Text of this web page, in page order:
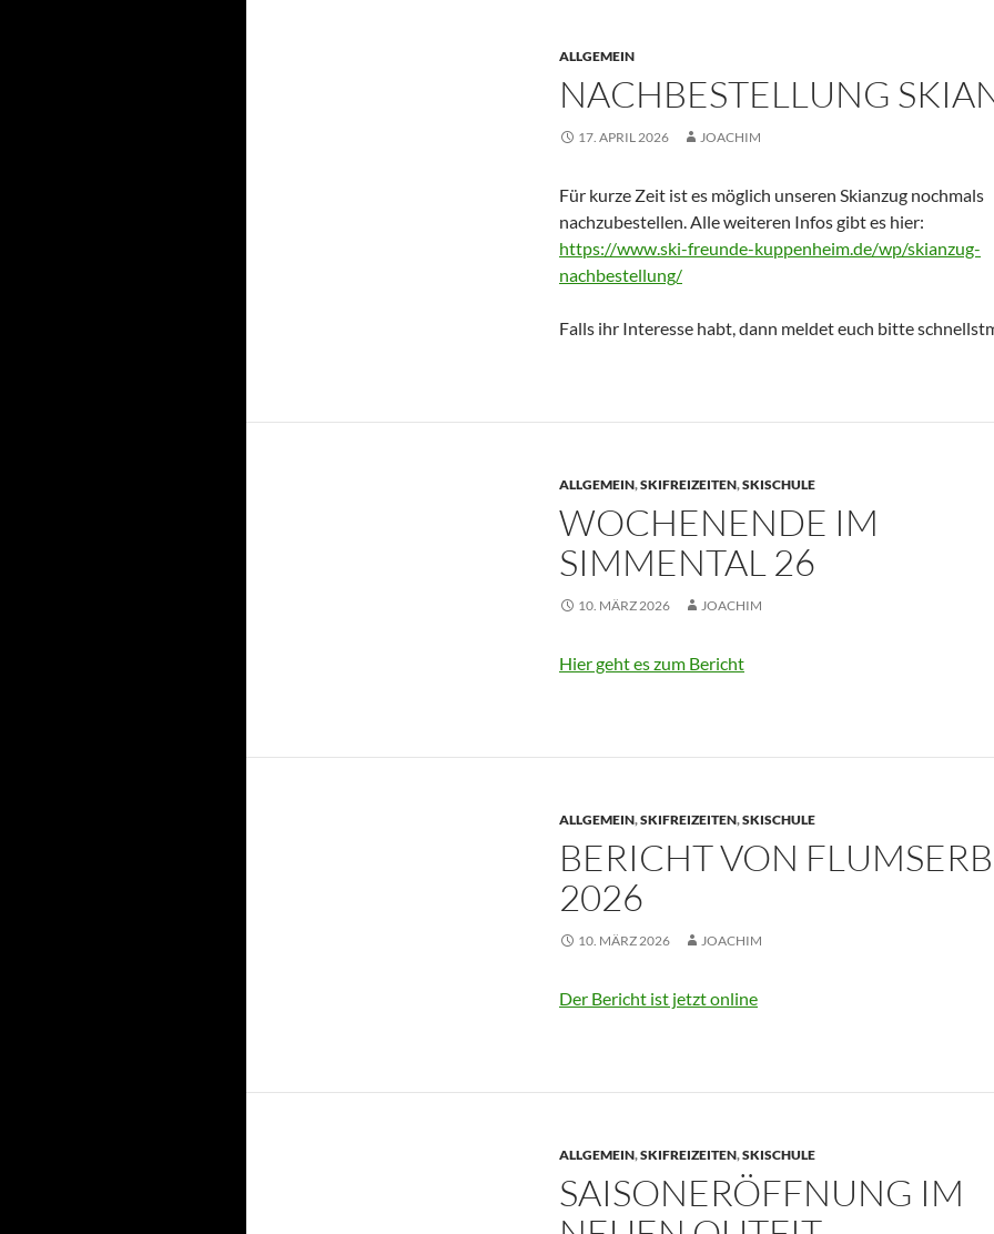
ALLGEMEIN
NACHBESTELLUNG
17. APRIL 2026 JOACHIM
Für kurze Zeit ist es möglich unseren Skianzug nochmals
nachzubestellen. Alle weiteren Infos gibt es hier:
https://www.ski-freunde-kuppenheim.de/wp/skianzug-
nachbestellung/
Falls ihr Interesse habt, dann meldet euch bitte
ALLGEMEIN,SKIFREIZEITEN,SKISCHULE
WOCHENENDE IM
SIMMENTAL 26
10. MÄRZ 2026 JOACHIM
Hier geht es zum Bericht
ALLGEMEIN,SKIFREIZEITEN,SKISCHULE
BERICHT VON
2026
10. MÄRZ 2026 JOACHIM
Der Bericht ist jetzt online
ALLGEMEIN,SKIFREIZEITEN,SKISCHULE
SAISONERÖFFNUNG IM